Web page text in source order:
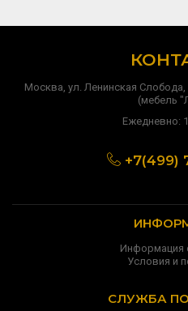
Москва, ул. Ленинская
(мебель
Ежедневно:
+7(499)
Информация
Условия и
СЛУЖБА